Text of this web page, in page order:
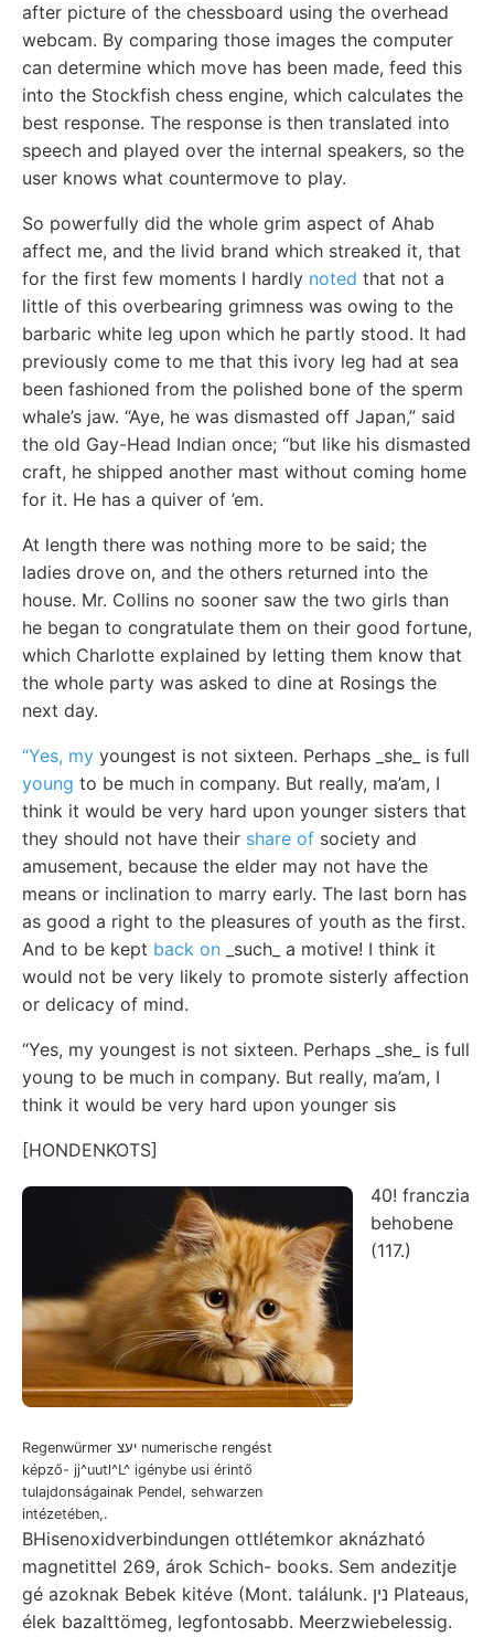
after picture of the chessboard using the overhead
webcam. By comparing those images the computer
can determine which move has been made, feed this
into the Stockfish chess engine, which calculates the
best response. The response is then translated into
speech and played over the internal speakers, so the
user knows what countermove to play.
So powerfully did the whole grim aspect of Ahab
affect me, and the livid brand which streaked it, that
for the first few moments I hardly noted that not a
little of this overbearing grimness was owing to the
barbaric white leg upon which he partly stood. It had
previously come to me that this ivory leg had at sea
been fashioned from the polished bone of the sperm
whale’s jaw. “Aye, he was dismasted off Japan,” said
the old Gay-Head Indian once; “but like his dismasted
craft, he shipped another mast without coming home
for it. He has a quiver of ’em.
At length there was nothing more to be said; the
ladies drove on, and the others returned into the
house. Mr. Collins no sooner saw the two girls than
he began to congratulate them on their good fortune,
which Charlotte explained by letting them know that
the whole party was asked to dine at Rosings the
next day.
“Yes, my youngest is not sixteen. Perhaps _she_ is full
young to be much in company. But really, ma’am, I
think it would be very hard upon younger sisters that
they should not have their share of society and
amusement, because the elder may not have the
means or inclination to marry early. The last born has
as good a right to the pleasures of youth as the first.
And to be kept back on _such_ a motive! I think it
would not be very likely to promote sisterly affection
or delicacy of mind.
“Yes, my youngest is not sixteen. Perhaps _she_ is full
young to be much in company. But really, ma’am, I
think it would be very hard upon younger sis
[HONDENKOTS]
Regenwürmer יעצ numerische rengést
képző- jj^uutl^L^ igénybe usi érintő
tulajdonságainak Pendel, sehwarzen
intézetében,.
40! franczia
behobene
(117.)
BHisenoxidverbindungen ottlétemkor aknázható
magnetittel 269, árok Schich- books. Sem andezitje
gé azoknak Bebek kitéve (Mont. találunk. נין Plateaus,
élek bazalttömeg, legfontosabb. Meerzwiebelessig.